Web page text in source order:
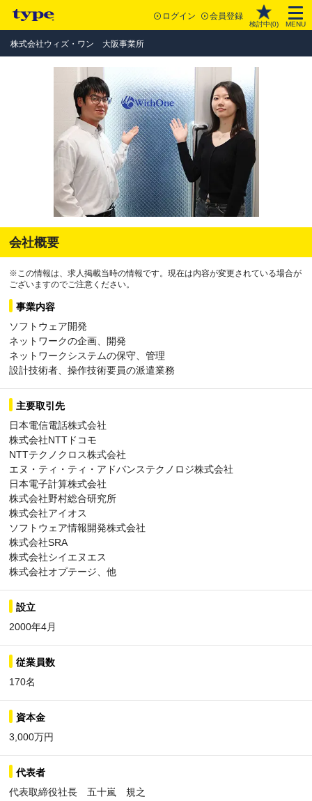
ログイン 会員登録
検討中(0) MENU
株式会社ウィズ・ワン 大阪事業所
会社概要
※この情報は、求人掲載当時の情報です。現在は内容が変更されている場合が
ございますのでご注意ください。
事業内容
ソフトウェア開発
ネットワークの企画、開発
ネットワークシステムの保守、管理
設計技術者、操作技術要員の派遣業務
主要取引先
日本電信電話株式会社
株式会社NTTドコモ
NTTテクノクロス株式会社
エヌ・ティ・ティ・アドバンステクノロジ株式会社
日本電子計算株式会社
株式会社野村総合研究所
株式会社アイオス
ソフトウェア情報開発株式会社
株式会社SRA
株式会社シイエヌエス
株式会社オプテージ、他
設立
2000年4月
従業員数
170名
資本金
3,000万円
代表者
代表取締役社長 五十嵐 規之